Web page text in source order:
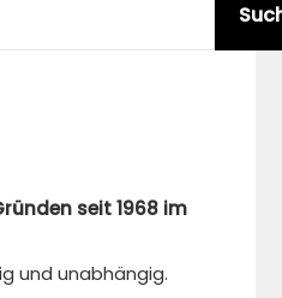
seit 1968 im
und unabhängig.